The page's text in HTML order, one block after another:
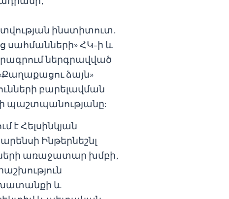
ինստիտուտ.
սահմանների» ՀԿ-ի և
ներգրավված
ձայն»
բարելավման
պաշտպանությանը:
է Հելսինկյան
Ինթերնեշնլ
առաջատար խմբի,
և